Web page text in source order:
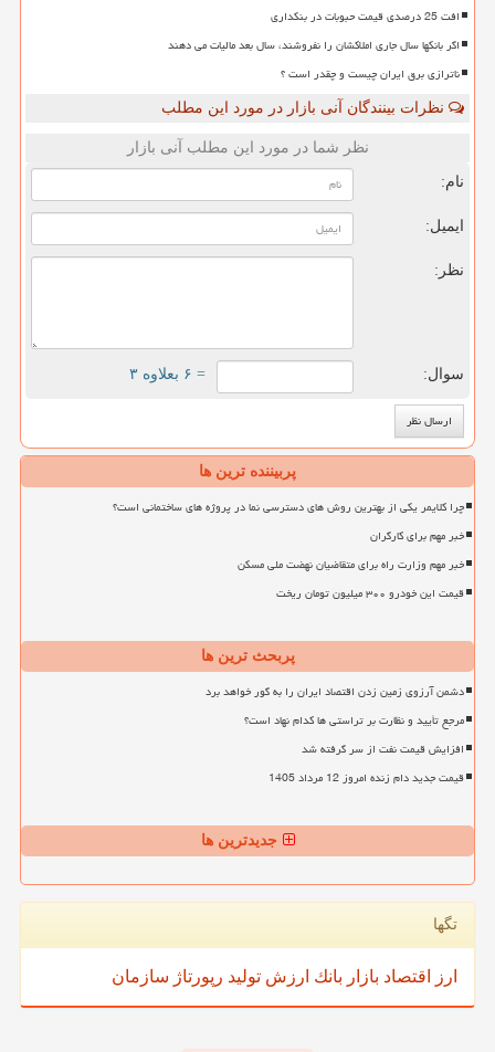
افت 25 درصدی قیمت حبوبات در بنکداری
اگر بانکها سال جاری املاکشان را نفروشند، سال بعد مالیات می دهند
ناترازی برق ایران چیست و چقدر است ؟
نظرات بینندگان آنی بازار در مورد این مطلب
نظر شما در مورد این مطلب آنی بازار
نام:
ایمیل:
نظر:
سوال: = ۶ بعلاوه ۳
پربیننده ترین ها
چرا کلایمر یکی از بهترین روش های دسترسی نما در پروژه های ساختمانی است؟
خبر مهم برای کارگران
خبر مهم وزارت راه برای متقاضیان نهضت ملی مسکن
قیمت این خودرو ۳۰۰ میلیون تومان ریخت
پربحث ترین ها
دشمن آرزوی زمین زدن اقتصاد ایران را به گور خواهد برد
مرجع تأیید و نظارت بر تراستی ها کدام نهاد است؟
افزایش قیمت نفت از سر گرفته شد
قیمت جدید دام زنده امروز 12 مرداد 1405
جدیدترین ها
تگها
ارز اقتصاد بازار بانك ارزش تولید رپورتاژ سازمان